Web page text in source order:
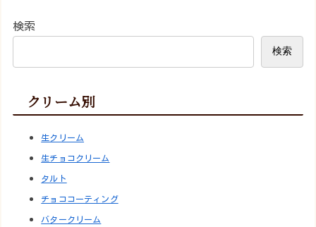
検索
検索
クリーム別
生クリーム
生チョコクリーム
タルト
チョココーティング
バタークリーム